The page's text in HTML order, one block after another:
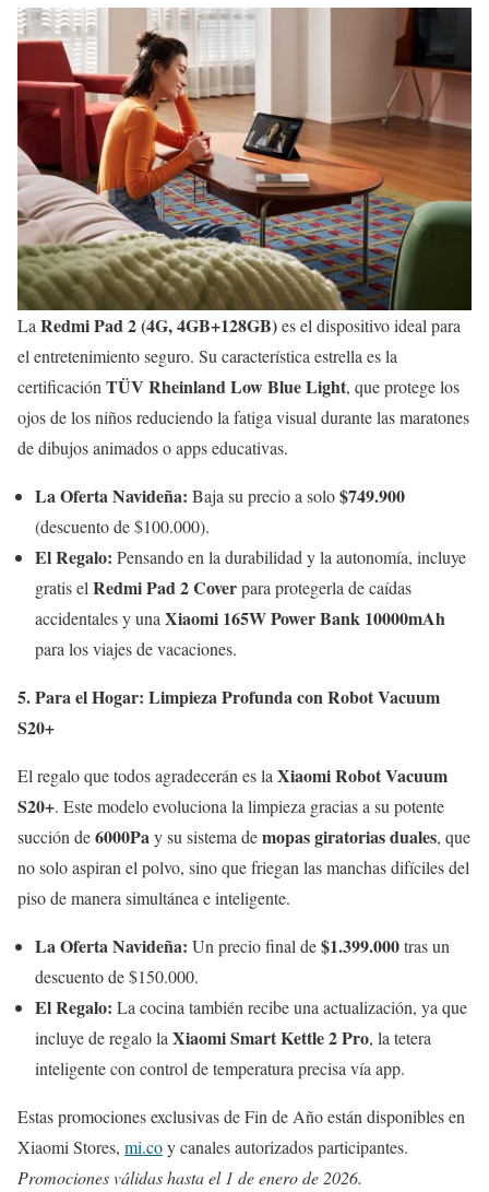
La Redmi Pad 2 (4G, 4GB+128GB)es el dispositivo ideal para
el entretenimiento seguro. Su característica estrella es la
certificación TÜV Rheinland Low Blue Light, que protege los
ojos de los niños reduciendo la fatiga visual durante las maratones
de dibujos animados o apps educativas.
La Oferta Navideña: Baja su precio a solo$749.900
(descuento de $100.000).
El Regalo: Pensando en la durabilidad y la autonomía, incluye
gratis el Redmi Pad 2 Coverpara protegerla de caídas
accidentales y una Xiaomi 165W Power Bank 10000mAh
para los viajes de vacaciones.
5. Para el Hogar: Limpieza Profunda con Robot Vacuum
S20+
El regalo que todos agradecerán es la Xiaomi Robot Vacuum
S20+. Este modelo evoluciona la limpieza gracias a su potente
succión de6000Pay su sistema demopas giratorias duales, que
no solo aspiran el polvo, sino que friegan las manchas difíciles del
piso de manera simultánea e inteligente.
La Oferta Navideña: Un precio final de$1.399.000tras un
descuento de $150.000.
El Regalo: La cocina también recibe una actualización, ya que
incluye de regalo la Xiaomi Smart Kettle 2 Pro, la tetera
inteligente con control de temperatura precisa vía app.
Estas promociones exclusivas de Fin de Año están disponibles en
Xiaomi Stores, mi.coy canales autorizados participantes.
Promociones válidas hasta el 1 de enero de 2026.